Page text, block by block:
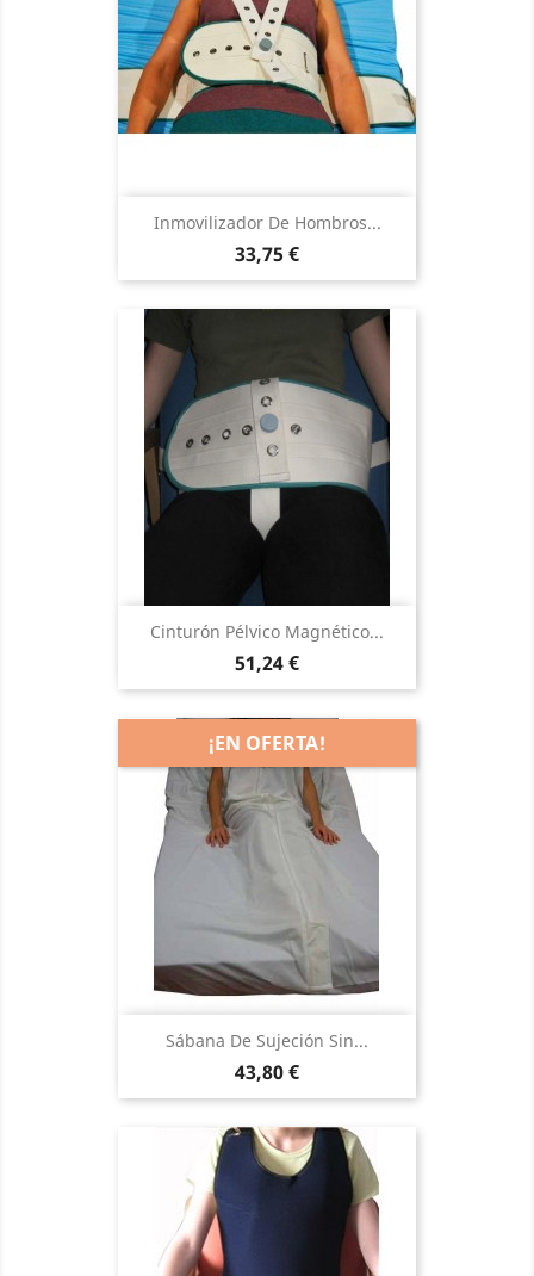
Inmovilizador De Hombros...
Precio
33,75 €
Cinturón Pélvico Magnético...
Precio
51,24 €
Sábana De Sujeción Sin...
Precio
43,80 €
¡EN OFERTA!